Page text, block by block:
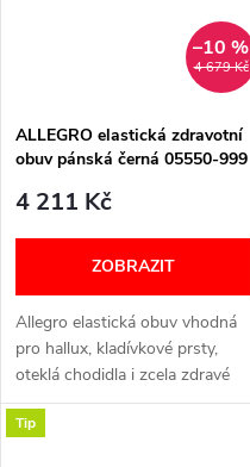
4 679 Kč
–10 %
ALLEGRO elastická zdravotní
obuv pánská černá 05550-999
4 211 Kč
ZOBRAZIT
Allegro elastická obuv vhodná
pro hallux, kladívkové prsty,
oteklá chodidla i zcela zdravé
nohy. Poskytuje pohodlí,
pružnost a skvělé přizpůsobení
Tip